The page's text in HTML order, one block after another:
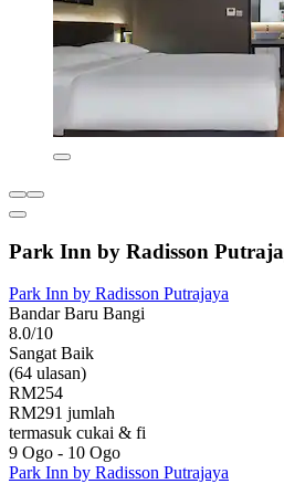
Park Inn by Radisson
Park Inn by Radisson Putrajaya
Bandar Baru Bangi
8.0/10
Sangat Baik
(64 ulasan)
RM254
RM291 jumlah
termasuk cukai & fi
9 Ogo - 10 Ogo
Park Inn by Radisson Putrajaya